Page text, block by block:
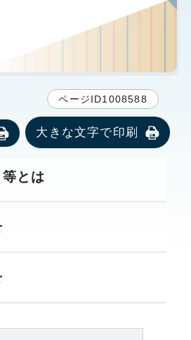
ページID1008588
大きな文字で印刷
とは